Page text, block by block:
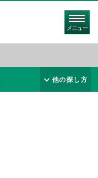
メニュー
他の探し方